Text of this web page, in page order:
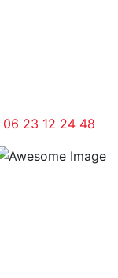
06 23 12 24 48